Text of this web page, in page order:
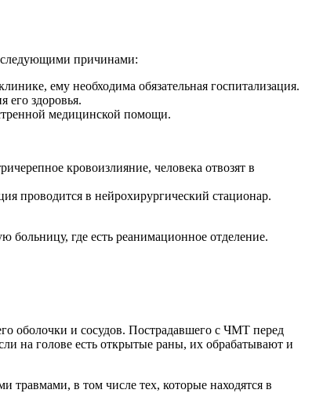
следующими причинами:
ему необходима обязательная госпитализация.
его здоровья.
медицинской помощи.
кровоизлияние, человека отвозят в
проводится в нейрохирургический стационар.
где есть реанимационное отделение.
оболочки и сосудов. Пострадавшего с ЧМТ перед
на голове есть открытые раны, их обрабатывают и
в том числе тех, которые находятся в